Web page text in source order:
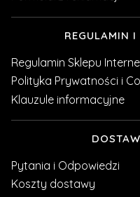
REGULAMIN
Regulamin Sklepu
Polityka Prywatności i
Klauzule informacyjne
Pytania i Odpowiedzi
Koszty dostawy